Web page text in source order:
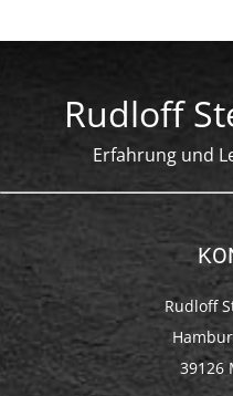
Rudloff
Erfahrung und
Rudloff
39126